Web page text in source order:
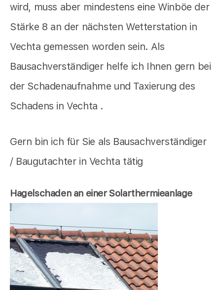
wird, muss aber mindestens eine Winböe der
Stärke 8 an der nächsten Wetterstation in
Vechta gemessen worden sein. Als
Bausachverständiger helfe ich Ihnen gern bei
der Schadenaufnahme und Taxierung des
Schadens in Vechta .
Gern bin ich für Sie als Bausachverständiger
/ Baugutachter in Vechta tätig
Hagelschaden an einer Solarthermieanlage